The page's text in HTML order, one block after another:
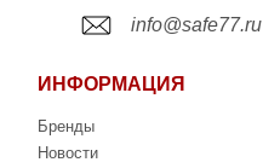
info@safe77.ru
ИНФОРМАЦИЯ
Бренды
Новости